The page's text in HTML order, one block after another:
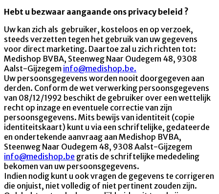
Hebt u bezwaar aangaande ons privacy beleid ?
Uw kan zich als gebruiker, kosteloos en op verzoek,
steeds verzetten tegen het gebruik van uw gegevens
voor direct marketing. Daartoe zal u zich richten tot:
Medishop BVBA, Steenweg Naar Oudegem 48, 9308
Aalst-Gijzegem info@medishop.be.
Uw persoonsgegevens worden nooit doorgegeven aan
derden. Conform de wet verwerking persoonsgegevens
van 08/12/1992 beschikt de gebruiker over een wettelijk
recht op inzage en eventuele correctie van zijn
persoonsgegevens. Mits bewijs van identiteit (copie
identiteitskaart) kunt u via een schriftelijke, gedateerde
en ondertekende aanvraag aan Medishop BVBA,
Steenweg Naar Oudegem 48, 9308 Aalst-Gijzegem
info@medishop.be gratis de schriftelijke mededeling
bekomen van uw persoonsgegevens.
Indien nodig kunt u ook vragen de gegevens te corrigeren
die onjuist, niet volledig of niet pertinent zouden zijn.